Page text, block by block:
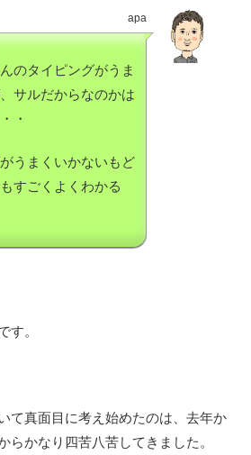
apa
のタイピングがうま
サルだからなのかは
・
うまくいかないもど
すごくよくわかる
す。
て真面目に考え始めたのは、去年か
らかなり四苦八苦してきました。